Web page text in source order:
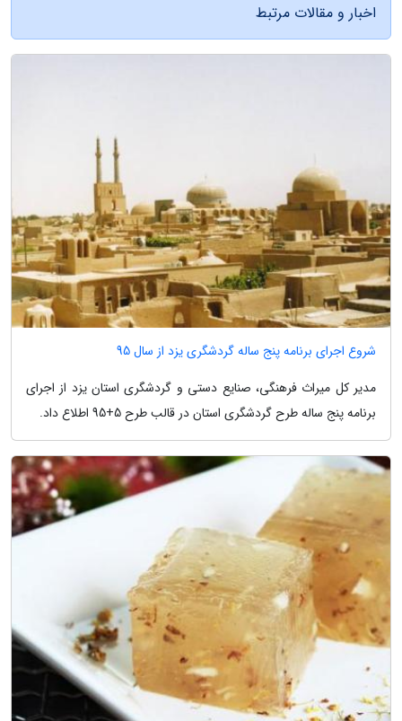
اخبار و مقالات مرتبط
شروع اجرای برنامه پنج ساله گردشگری یزد از سال 95
مدیر کل میراث فرهنگی، صنایع دستی و گردشگری استان یزد از اجرای
برنامه پنج ساله طرح گردشگری استان در قالب طرح 5+95 اطلاع داد.